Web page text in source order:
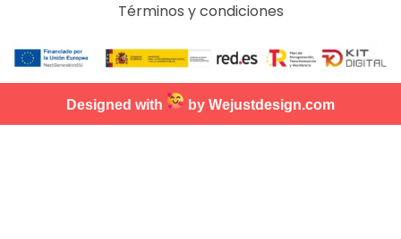
Términos y condiciones
Designed with by Wejustdesign.com